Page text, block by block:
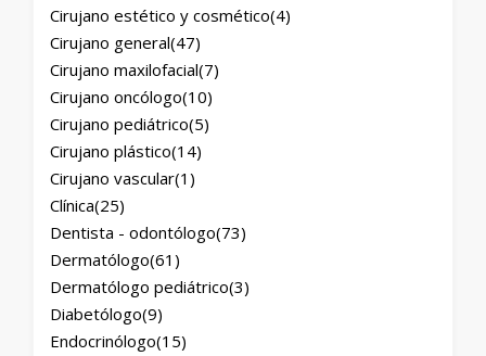
Cirujano estético y cosmético(4)
Cirujano general(47)
Cirujano maxilofacial(7)
Cirujano oncólogo(10)
Cirujano pediátrico(5)
Cirujano plástico(14)
Cirujano vascular(1)
Clínica(25)
Dentista - odontólogo(73)
Dermatólogo(61)
Dermatólogo pediátrico(3)
Diabetólogo(9)
Endocrinólogo(15)